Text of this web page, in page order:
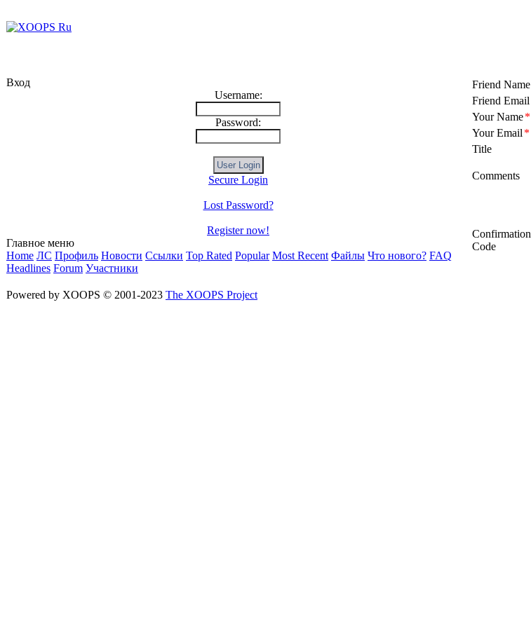
Вход
Username:
Password:
Secure Login
Lost Password?
Register now!
Главное меню
Home ЛС Профиль Новости Ссылки Top Rated Popular Most Recent Файлы Что нового? FAQ
Headlines Forum Участники
Friend Name
Friend Email
Your Name*
Your Email *
Title
Comments
Confirmation
Code
Powered by XOOPS © 2001-2023 The XOOPS Project